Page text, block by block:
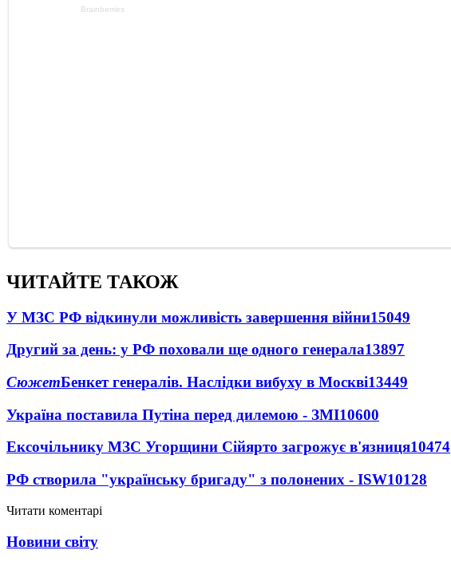
ЧИТАЙТЕ ТАКОЖ
У МЗС РФ відкинули можливість завершення війни15049
Другий за день: у РФ поховали ще одного генерала13897
СюжетБенкет генералів. Наслідки вибуху в Москві13449
Україна поставила Путіна перед дилемою - ЗМІ10600
Ексочільнику МЗС Угорщини Сійярто загрожує в'язниця10474
РФ створила "українську бригаду" з полонених - ISW10128
Читати коментарі
Новини світу